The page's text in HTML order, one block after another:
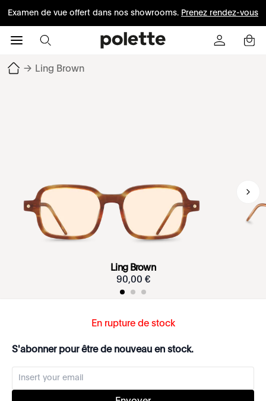
Examen de vue offert dans nos showrooms. Prenez rendez-vous
→ Ling Brown
Ling Brown
90,00 €
En rupture de stock
S'abonner pour être de nouveau en stock.